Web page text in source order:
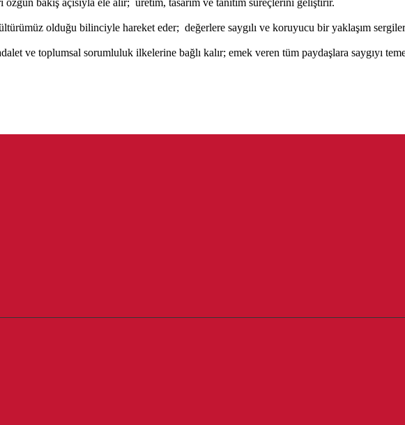
olduğu bilinciyle hareket eder; değerlere saygılı ve koruyucu bir yaklaşım
ve toplumsal sorumluluk ilkelerine bağlı kalır; emek veren tüm paydaşlara saygıyı